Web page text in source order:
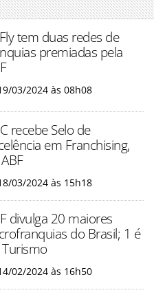
tem duas redes de
premiadas pela
03/2024 às 08h08
recebe Selo de
em Franchising,
03/2024 às 15h18
divulga 20 maiores
do Brasil; 1 é
02/2024 às 16h50